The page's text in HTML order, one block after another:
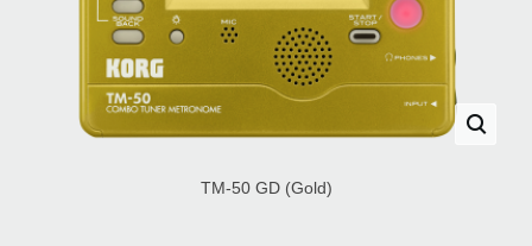
TM-50 GD (Gold)